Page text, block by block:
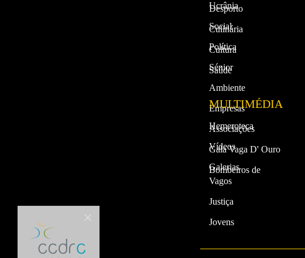
Ucrânia
Social
Política
Sénior
Ambiente
Empresas
Associações
Gala Vaga D' Ouro
Bombeiros de
Vagos
Justiça
Jovens
Desporto
Culinária
Cultura
Saúde
MULTIMÉDIA
Hemeroteca
Vídeos
Galerias